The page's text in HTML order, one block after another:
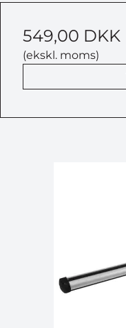
549,00 DKK
(ekskl. moms)